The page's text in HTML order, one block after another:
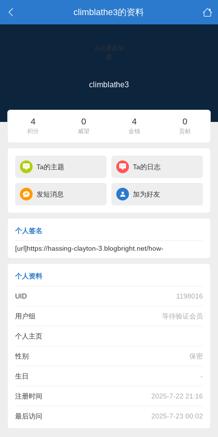
climblathe3的资料
点击重新加
载
climblathe3
4
积分
0
威望
4
金钱
0
贡献
Ta的主题 Ta的日志
发短消息 加为好友
个人签名
[url]https://hassing-clayton-3.blogbright.net/how-
个人资料
UID 1198016
用户组 等待验证会员
个人主页
https://hassing-clayton-3.blogbright.net/how-exploring-for-
auto-insurance-can-help-you-save-significantly
性别 保密
生日 -
注册时间 2025-7-22 21:16
最后访问 2025-7-23 00:02